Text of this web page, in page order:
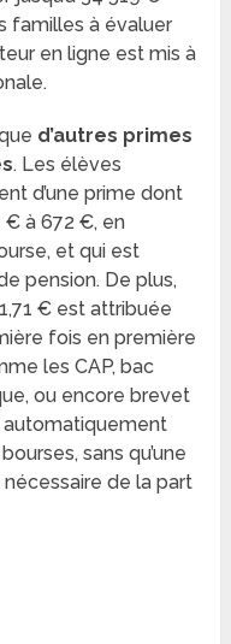
familles à évaluer
en ligne est mis à
d’autres primes
. Les élèves
d’une prime dont
€ à 672 €, en
et qui est
pension. De plus,
€ est attribuée
fois en première
les CAP, bac
ou encore brevet
automatiquement
sans qu’une
de la part